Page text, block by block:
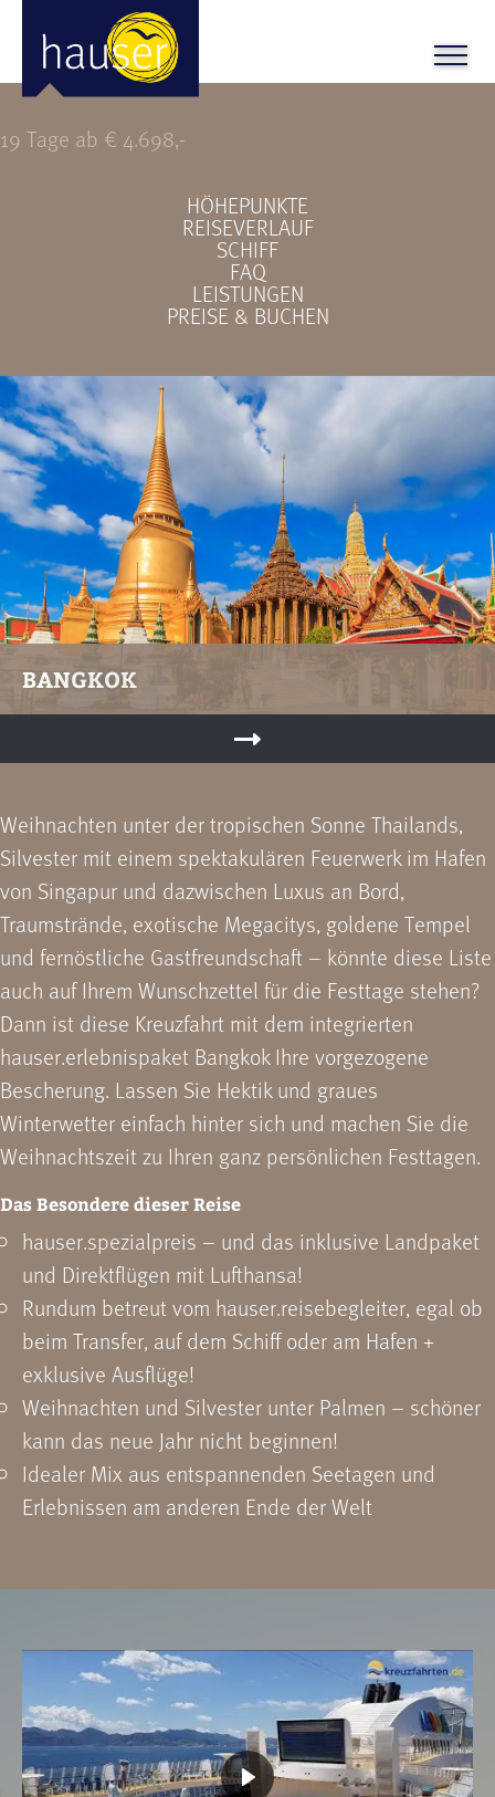
FESTTAGE in SÜDOSTASIEN
19 Tage ab € 4.698,-
HÖHEPUNKTE
REISEVERLAUF
SCHIFF
FAQ
LEISTUNGEN
PREISE & BUCHEN
BANGKOK
Weihnachten unter der tropischen Sonne Thailands,
Silvester mit einem spektakulären Feuerwerk im Hafen
von Singapur und dazwischen Luxus an Bord,
Traumstrände, exotische Megacitys, goldene Tempel
und fernöstliche Gastfreundschaft – könnte diese Liste
auch auf Ihrem Wunschzettel für die Festtage stehen?
Dann ist diese Kreuzfahrt mit dem integrierten
hauser.erlebnispaket Bangkok Ihre vorgezogene
Bescherung. Lassen Sie Hektik und graues
Winterwetter einfach hinter sich und machen Sie die
Weihnachtszeit zu Ihren ganz persönlichen Festtagen.
Das Besondere dieser Reise
hauser.spezialpreis – und das inklusive Landpaket
und Direktflügen mit Lufthansa!
Rundum betreut vom hauser.reisebegleiter, egal ob
beim Transfer, auf dem Schiff oder am Hafen +
exklusive Ausflüge!
Weihnachten und Silvester unter Palmen – schöner
kann das neue Jahr nicht beginnen!
Idealer Mix aus entspannenden Seetagen und
Erlebnissen am anderen Ende der Welt